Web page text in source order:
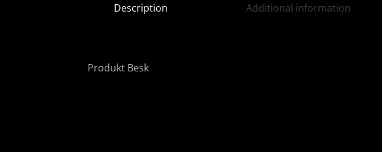
Description Additional information
Produkt Besk